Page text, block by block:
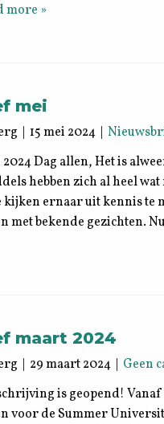
more »
mei
| 15 mei 2024 |
Dag allen, Het is
hebben zich al heel
ernaar uit kennis te
met bekende gezichten.
maart 2024
| 29 maart 2024 | Geen
is geopend!
voor de Summer